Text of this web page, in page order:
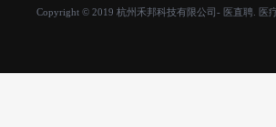
Copyright © 2019 杭州禾邦科技有限公司- 医直聘. 医